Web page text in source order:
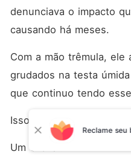
denunciava o impacto
causando há meses.
Com a mão trêmula, ele
grudados na testa
que continuo tendo
Isso aterrorizava muito
Um Urekai?
Reclame seu